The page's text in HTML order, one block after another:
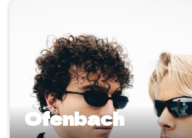
Ofenbach